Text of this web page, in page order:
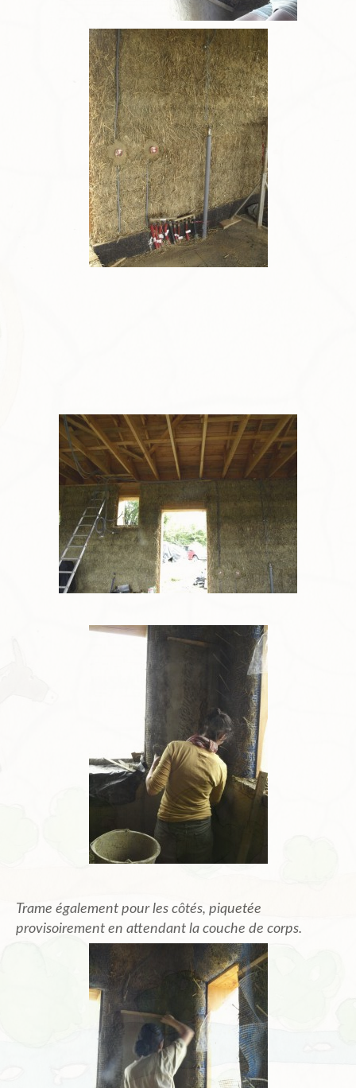
Trame également pour les côtés, piquetée
provisoirement en attendant la couche de corps.